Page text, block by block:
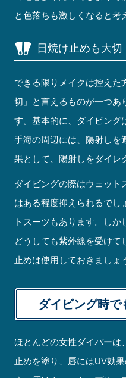
と色落ちも激しくなると考
日焼け止めも大切
できる限りメイクは控えた
切」と言えるものが一つあ
す。基本的に、ダイビング
手海の周辺には、陽射しを
果として、陽射しをダイレ
ダイビングの際はウェット
はある程度抑えられるでし
トスーツもあります。し
どうしても紫外線を受けて
止めは使用しておきましょ
ダイビング時で
ほとんどの女性ダイバーは
止めを塗り、唇にはUV効